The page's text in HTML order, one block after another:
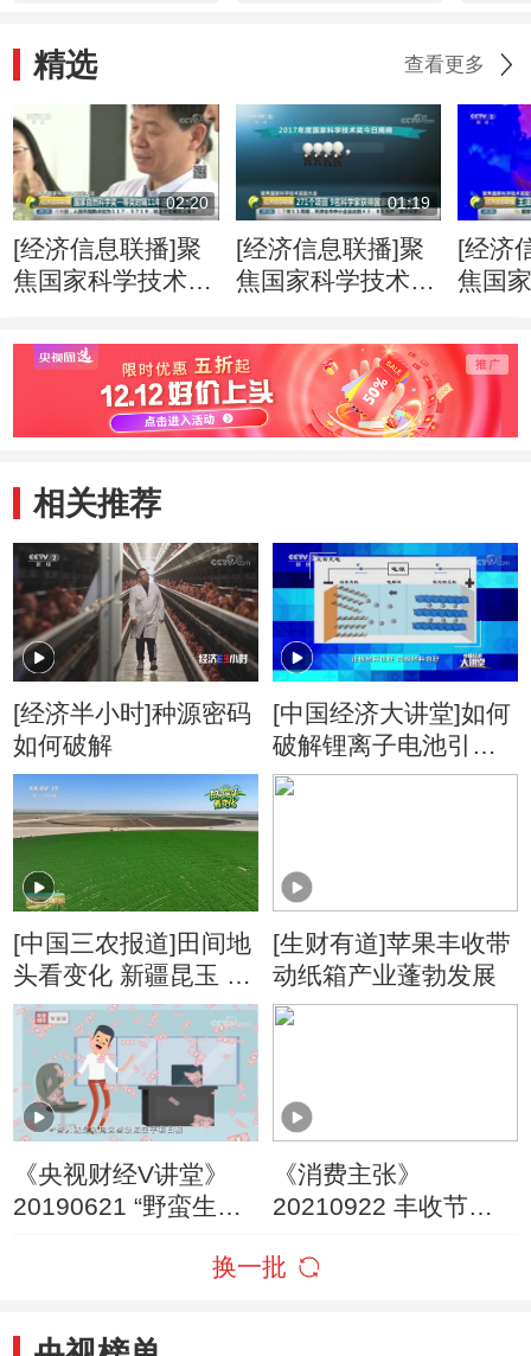
精选 查看更多
02:20
[经济信息联播]聚
焦国家科学技术奖
科学奖一等奖时隔
11年迎来“双响”
01:19
[经济信息联播]聚
焦国家科学技术奖
9名科学家获得国
家科学技术奖
[经济
焦国
云德
家最
相关推荐
[经济半小时]种源密码
如何破解
[中国经济大讲堂]如何
破解锂离子电池引发
的“焦虑”？
[中国三农报道]田间地
头看变化 新疆昆玉 沙
漠苜蓿迎丰收
[生财有道]苹果丰收带
动纸箱产业蓬勃发展
《央视财经V讲堂》
20190621 “野蛮生
《消费主张》
20210922 丰收节特
蟹正丰收
换一批